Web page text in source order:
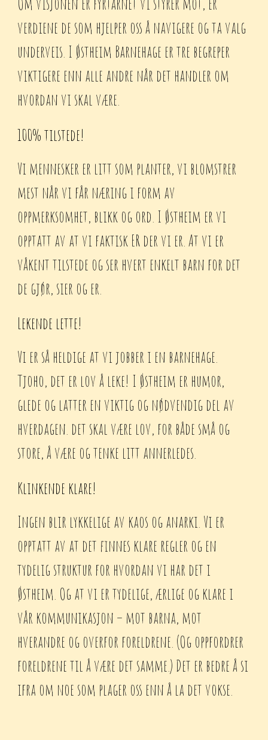
verdiene de som hjelper oss å navigere og ta valg
underveis. I Østheim Barnehage er tre begreper
viktigere enn alle andre når det handler om
hvordan vi skal være.
100% tilstede!
Vi mennesker er litt som planter, vi blomstrer
mest når vi får næring i form av
oppmerksomhet, blikk og ord. I Østheim er vi
opptatt av at vi faktisk ER der vi er. At vi er
våkent tilstede og ser hvert enkelt barn for det
de gjør, sier og er.
Lekende lette!
Vi er så heldige at vi jobber i en barnehage.
Tjoho, det er lov å leke! I Østheim er humor,
glede og latter en viktig og nødvendig del av
hverdagen. det skal være lov, for både små og
store, å være og tenke litt annerledes.
Klinkende klare!
Ingen blir lykkelige av kaos og anarki. Vi er
opptatt av at det finnes klare regler og en
tydelig struktur for hvordan vi har det i
Østheim. Og at vi er tydelige, ærlige og klare i
vår kommunikasjon – mot barna, mot
hverandre og overfor foreldrene. (Og oppfordrer
foreldrene til å være det samme.) Det er bedre å si
ifra om noe som plager oss enn å la det vokse.